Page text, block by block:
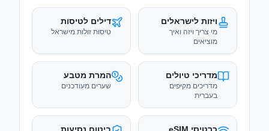
מדריכים מקיפים
בעברית
שערים מעודכנים
אינטרנט בחו״ל במחיר
חכם
השוואת חברות וכיסויים